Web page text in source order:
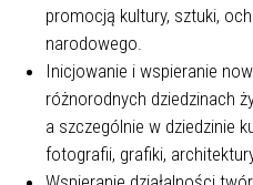
promocją kultury, sztuki,
narodowego.
Inicjowanie i wspieranie
różnorodnych dziedzinach
a szczególnie w dziedzinie
fotografii, grafiki,